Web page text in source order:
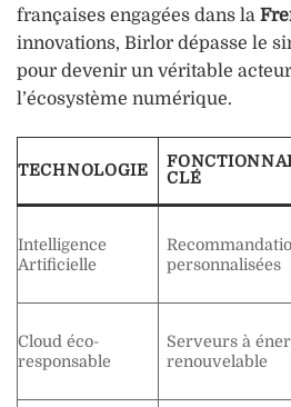
françaises engagées dans la
innovations, Birlor dépasse le
pour devenir un véritable
l’écosystème numérique.
TECHNOLOGIE
CLÉ
Intelligence
Artificielle
personnalisées
Cloud éco-
responsable
Serveurs à
renouvelable